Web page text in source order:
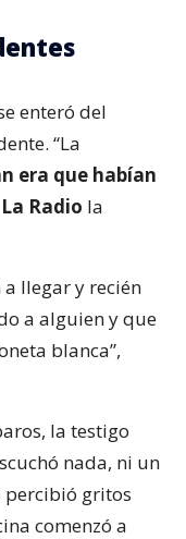
enteró del
“La
era que habían
La Radio la
a llegar y recién
a alguien y que
blanca”,
la testigo
nada, ni un
percibió gritos
comenzó a